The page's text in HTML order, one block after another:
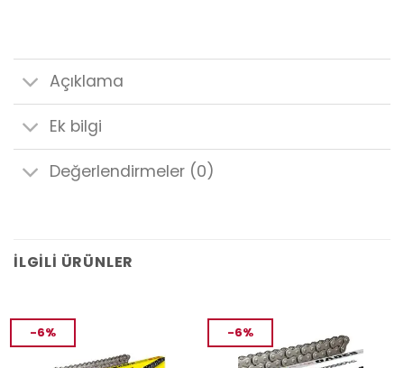
Açıklama
Ek bilgi
Değerlendirmeler (0)
İLGILI ÜRÜNLER
-6% -6%